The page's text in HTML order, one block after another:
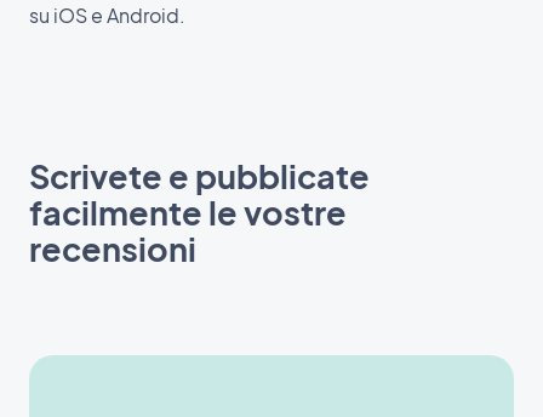
su iOS e Android.
Scrivete e pubblicate
facilmente le vostre
recensioni